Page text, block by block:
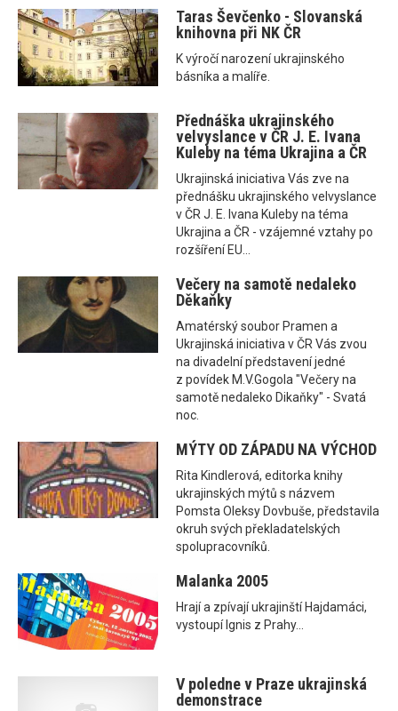
Taras Ševčenko - Slovanská
knihovna při NK ČR
K výročí narození ukrajinského
básníka a malíře.
Přednáška ukrajinského
velvyslance v ČR J. E. Ivana
Kuleby na téma Ukrajina a ČR
Ukrajinská iniciativa Vás zve na
přednášku ukrajinského velvyslance
v ČR J. E. Ivana Kuleby na téma
Ukrajina a ČR - vzájemné vztahy po
rozšíření EU...
Večery na samotě nedaleko
Děkaňky
Amatérský soubor Pramen a
Ukrajinská iniciativa v ČR Vás zvou
na divadelní představení jedné
z povídek M.V.Gogola "Večery na
samotě nedaleko Dikaňky" - Svatá
noc.
MÝTY OD ZÁPADU NA VÝCHOD
Rita Kindlerová, editorka knihy
ukrajinských mýtů s názvem
Pomsta Oleksy Dovbuše, představila
okruh svých překladatelských
spolupracovníků.
Malanka 2005
Hrají a zpívají ukrajinští Hajdamáci,
vystoupí Ignis z Prahy...
V poledne v Praze ukrajinská
demonstrace